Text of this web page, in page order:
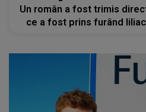
Un român a fost trimis
ce a fost prins furând